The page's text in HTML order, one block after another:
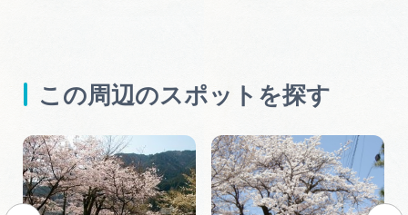
この周辺のスポットを探す